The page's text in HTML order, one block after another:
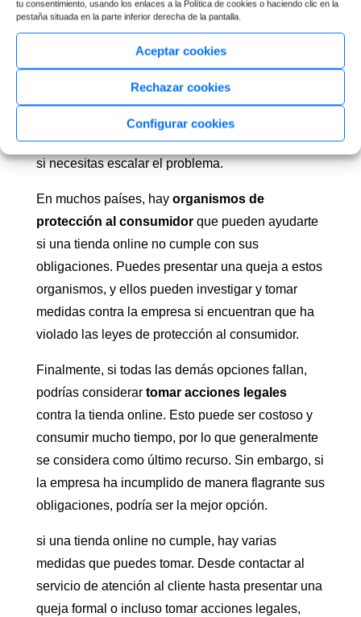
tu consentimiento, usando los enlaces a la Política de cookies o haciendo clic en la
pestaña situada en la parte inferior derecha de la pantalla.
Aceptar cookies
Rechazar cookies
Configurar cookies
problema, puedespresentar una queja formal
Asegúrate de documentar todas las interacciones
que has tenido con la empresa y guarda copias de
todos los correos electrónicos u otras formas de
comunicación. Esta documentación puede ser útil
si necesitas escalar el problema.
En muchos países, hay organismos de
protección al consumidorque pueden ayudarte
si una tienda online no cumple con sus
obligaciones. Puedes presentar una queja a estos
organismos, y ellos pueden investigar y tomar
medidas contra la empresa si encuentran que ha
violado las leyes de protección al consumidor.
Finalmente, si todas las demás opciones fallan,
podrías considerar tomar acciones legales
contra la tienda online. Esto puede ser costoso y
consumir mucho tiempo, por lo que generalmente
se considera como último recurso. Sin embargo, si
la empresa ha incumplido de manera flagrante sus
obligaciones, podría ser la mejor opción.
si una tienda online no cumple, hay varias
medidas que puedes tomar. Desde contactar al
servicio de atención al cliente hasta presentar una
queja formal o incluso tomar acciones legales,